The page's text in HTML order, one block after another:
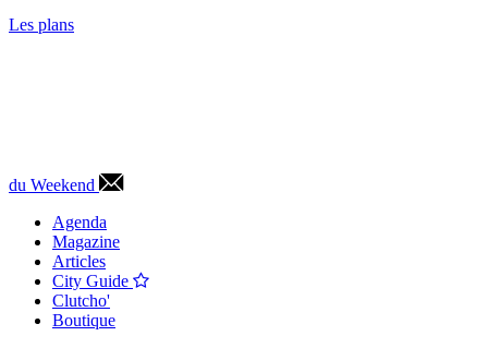
Les plans
du Weekend
Agenda
Magazine
Articles
City Guide
Clutcho'
Boutique